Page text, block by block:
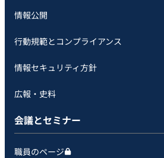
情報公開
行動規範とコンプライアンス
情報セキュリティ方針
広報・史料
会議とセミナー
職員のページ